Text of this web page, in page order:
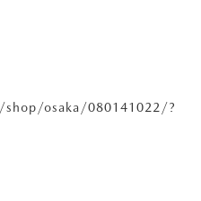
osaka/080141022/?